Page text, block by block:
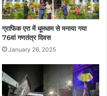
ग्राफिक एरा में धूमधाम से मनाया गया
76वां गणतंत्र दिवस
January 26, 2025